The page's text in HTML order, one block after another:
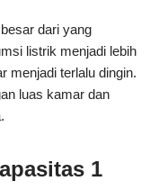
dari yang
listrik menjadi lebih
menjadi terlalu dingin.
luas kamar dan
1